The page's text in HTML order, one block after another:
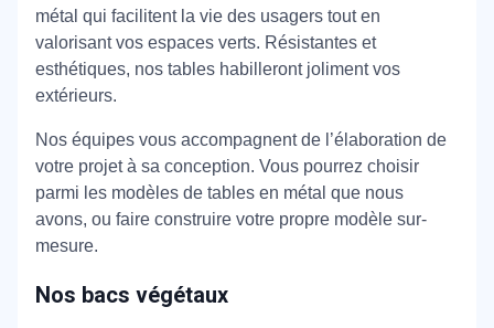
métal qui facilitent la vie des usagers tout en
valorisant vos espaces verts. Résistantes et
esthétiques, nos tables habilleront joliment vos
extérieurs.
Nos équipes vous accompagnent de l’élaboration de
votre projet à sa conception. Vous pourrez choisir
parmi les modèles de tables en métal que nous
avons, ou faire construire votre propre modèle sur-
mesure.
Nos bacs végétaux